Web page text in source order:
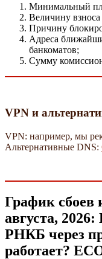
Минимальный
Величину
Причину
Адреса
банкоматов;
Сумму
VPN и
VPN: например, мы
Альтернативные DNS:
График сбоев
августа,
РНКБ через
работает?